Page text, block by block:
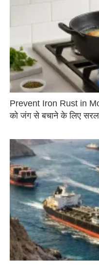
Prevent Iron Rust in
को जंग से बचाने के लिए